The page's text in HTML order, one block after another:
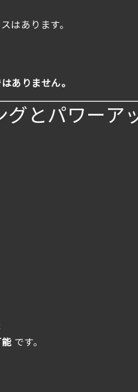
はあります。
ありません。
グとパワーア
です。